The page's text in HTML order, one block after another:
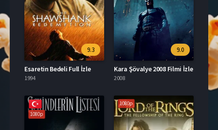
9.3
Esaretin Bedeli Full İzle
1994
9.0
Kara Şövalye 2008 Filmi İzle
2008
1080p
1080p